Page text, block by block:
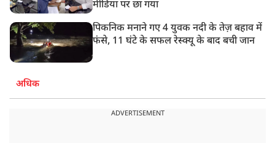
मीडिया पर छा गया
पिकनिक मनाने गए 4 युवक नदी के तेज़ बहाव में
फंसे, 11 घंटे के सफल रेस्क्यू के बाद बची जान
अधिक
ADVERTISEMENT